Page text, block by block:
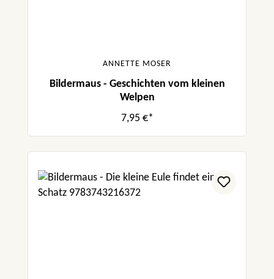
ANNETTE MOSER
Bildermaus - Geschichten vom kleinen
Welpen
7,95 €*